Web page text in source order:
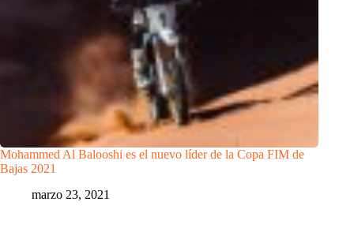
Mohammed Al Balooshi es el nuevo líder de la Copa FIM de
Bajas 2021
marzo 23, 2021